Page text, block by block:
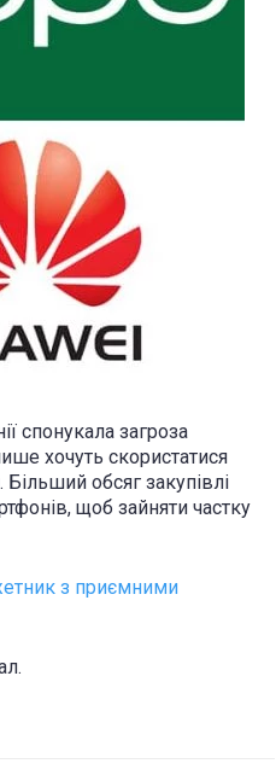
спонукала загроза
хочуть скористатися
обсяг закупівлі
щоб зайняти частку
з приємними